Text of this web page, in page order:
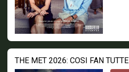
THE MET 2026: COSI FAN TUTTE